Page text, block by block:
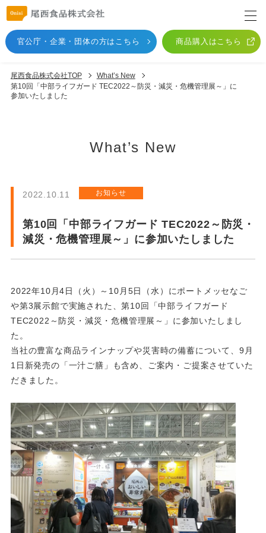
官公庁・企業・団体の方はこちら 商品購入はこちら
尾西食品株式会社TOP
What’s New
第10回「中部ライフガード TEC2022～防災・減災・危機管理展～」に
参加いたしました
What’s New
2022.10.11 お知らせ
第10回「中部ライフガード TEC2022～防災・
減災・危機管理展～」に参加いたしました
2022年10月4日（火）～10月5日（水）にポートメッセなご
や第3展示館で実施された、第10回「中部ライフガード
TEC2022～防災・減災・危機管理展～」に参加いたしまし
た。
当社の豊富な商品ラインナップや災害時の備蓄について、9月
1日新発売の「一汁ご膳」も含め、ご案内・ご提案させていた
だきました。